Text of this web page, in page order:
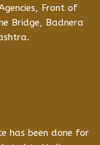
Front of
Bridge, Badnera
has been done for